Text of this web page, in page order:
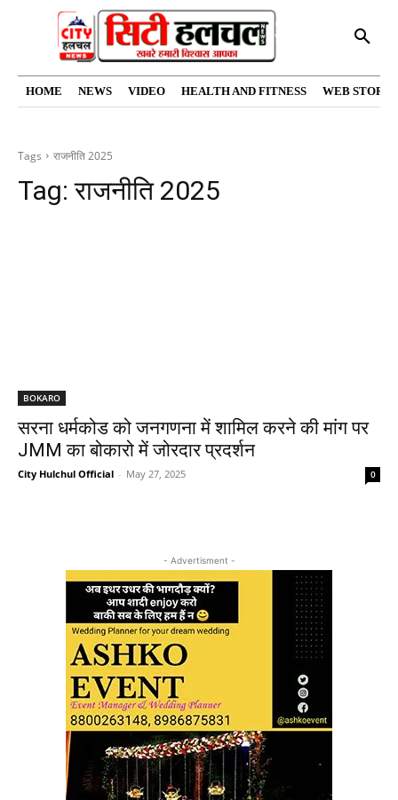
HOME NEWS VIDEO HEALTH AND FITNESS WEB
Tags राजनीति 2025
Tag:राजनीति 2025
BOKARO
सरना धर्मकोड को जनगणना में शामिल करने की मांग पर
JMM का बोकारो में जोरदार प्रदर्शन
City Hulchul Official - May 27, 2025 0
- Advertisment -